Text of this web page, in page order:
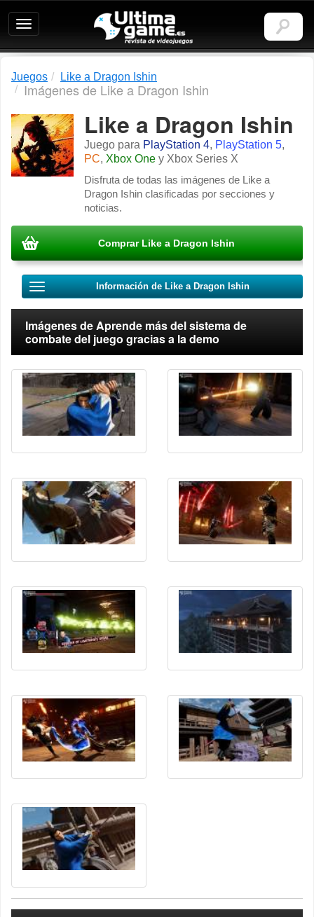
Ultimagame:
Revista
de
Juegos Like a Dragon Ishin
Imágenes de Like a Dragon Ishin
Like a Dragon Ishin
Juego para PlayStation 4, PlayStation 5,
PC, Xbox One y Xbox Series X
Disfruta de todas las imágenes de Like a
Dragon Ishin clasificadas por secciones y
noticias.
Comprar Like a Dragon Ishin
Información de Like a Dragon Ishin
Imágenes de Aprende más del sistema de
combate del juego gracias a la demo